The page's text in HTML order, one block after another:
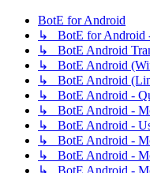
BotE for Android
↳ BotE for Android
↳ BotE Android
↳ BotE Android
↳ BotE Android
↳ BotE Android -
↳ BotE Android -
↳ BotE Android -
↳ BotE Android -
↳ BotE Android -
↳ BotE Android -